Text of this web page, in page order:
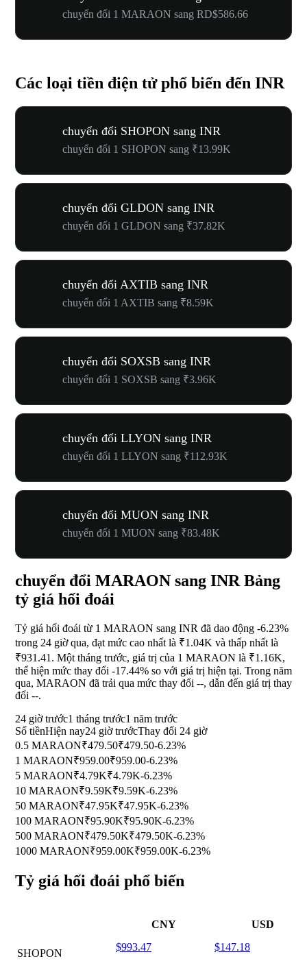
chuyển đổi 1 MARAON sang RD$586.66
Các loại tiền điện tử phổ biến đến INR
chuyển đổi SHOPON sang INR
chuyển đổi 1 SHOPON sang ₹13.99K
chuyển đổi GLDON sang INR
chuyển đổi 1 GLDON sang ₹37.82K
chuyển đổi AXTIB sang INR
chuyển đổi 1 AXTIB sang ₹8.59K
chuyển đổi SOXSB sang INR
chuyển đổi 1 SOXSB sang ₹3.96K
chuyển đổi LLYON sang INR
chuyển đổi 1 LLYON sang ₹112.93K
chuyển đổi MUON sang INR
chuyển đổi 1 MUON sang ₹83.48K
chuyển đổi MARAON sang INR Bảng
tỷ giá hối đoái
Tỷ giá hối đoái từ 1 MARAON sang INR đã dao động -6.23%
trong 24 giờ qua, đạt mức cao nhất là ₹1.04K và thấp nhất là
₹931.41. Một tháng trước, giá trị của 1 MARAON là ₹1.16K,
thể hiện mức thay đổi -17.44% so với giá trị hiện tại. Trong năm
qua, MARAON đã trải qua mức thay đổi --, dẫn đến giá trị thay
đổi --.
24 giờ trước1 tháng trước1 năm trước
Số tiềnHiện nay24 giờ trướcThay đổi 24 giờ
0.5 MARAON₹479.50₹479.50-6.23%
1 MARAON₹959.00₹959.00-6.23%
5 MARAON₹4.79K₹4.79K-6.23%
10 MARAON₹9.59K₹9.59K-6.23%
50 MARAON₹47.95K₹47.95K-6.23%
100 MARAON₹95.90K₹95.90K-6.23%
500 MARAON₹479.50K₹479.50K-6.23%
1000 MARAON₹959.00K₹959.00K-6.23%
Tỷ giá hối đoái phổ biến
CNY USD
SHOPON
$993.47 $147.18